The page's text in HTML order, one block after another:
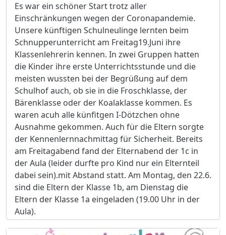
Es war ein schöner Start trotz aller
Einschränkungen wegen der Coronapandemie.
Unsere künftigen Schulneulinge lernten beim
Schnupperunterricht am Freitag19.Juni ihre
Klassenlehrerin kennen. In zwei Gruppen hatten
die Kinder ihre erste Unterrichtsstunde und die
meisten wussten bei der Begrüßung auf dem
Schulhof auch, ob sie in die Froschklasse, der
Bärenklasse oder der Koalaklasse kommen. Es
waren acuh alle künfitgen I-Dötzchen ohne
Ausnahme gekommen. Auch für die Eltern sorgte
der Kennenlernnachmittag für Sicherheit. Bereits
am Freitagabend fand der Elternabend der 1c in
der Aula (leider durfte pro Kind nur ein Elternteil
dabei sein).mit Abstand statt. Am Montag, den 22.6.
sind die Eltern der Klasse 1b, am Dienstag die
Eltern der Klasse 1a eingeladen (19.00 Uhr in der
Aula).